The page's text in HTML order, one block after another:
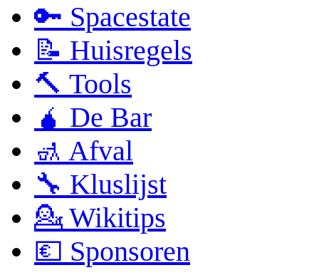
🔑 Spacestate
📝 Huisregels
🔨 Tools
🧉 De Bar
🚮 Afval
🔧 Kluslijst
💁 Wikitips
💶 Sponsoren